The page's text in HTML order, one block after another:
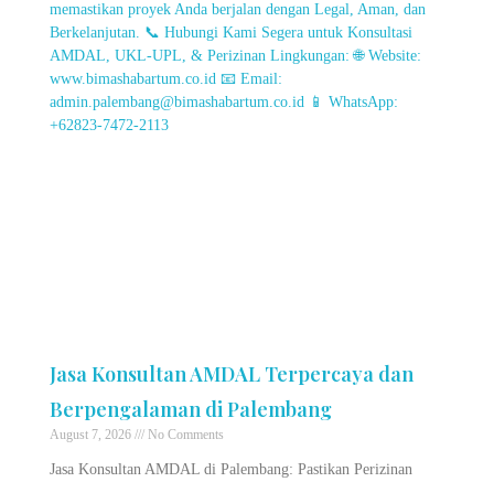
Jasa Konsultan AMDAL Terpercaya dan
Berpengalaman di Palembang
August 7, 2026 No Comments
Jasa Konsultan AMDAL di Palembang: Pastikan Perizinan